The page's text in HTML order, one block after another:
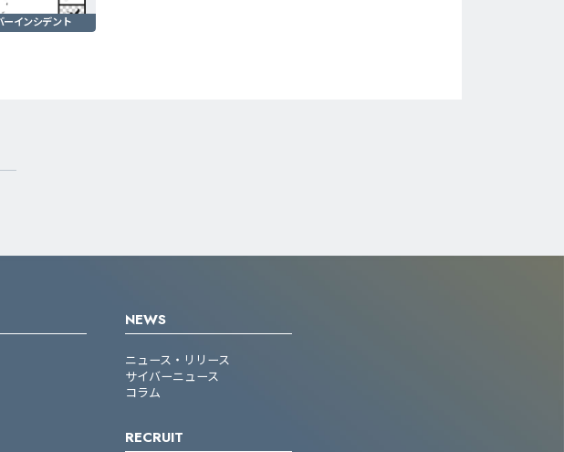
ーインシデント
NEWS
ニュース・リリース
サイバーニュース
コラム
RECRUIT